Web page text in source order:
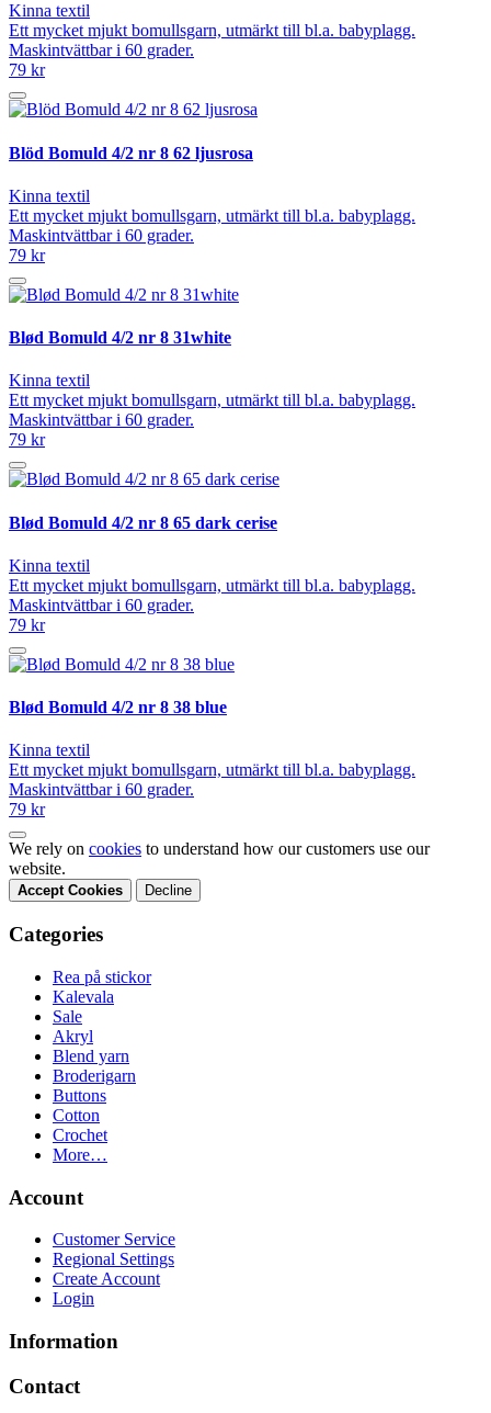
Kinna textil
Ett mycket mjukt bomullsgarn, utmärkt till bl.a. babyplagg.
Maskintvättbar i 60 grader.
79 kr
Blöd Bomuld 4/2 nr 8 62 ljusrosa
Kinna textil
Ett mycket mjukt bomullsgarn, utmärkt till bl.a. babyplagg.
Maskintvättbar i 60 grader.
79 kr
Blød Bomuld 4/2 nr 8 31white
Kinna textil
Ett mycket mjukt bomullsgarn, utmärkt till bl.a. babyplagg.
Maskintvättbar i 60 grader.
79 kr
Blød Bomuld 4/2 nr 8 65 dark cerise
Kinna textil
Ett mycket mjukt bomullsgarn, utmärkt till bl.a. babyplagg.
Maskintvättbar i 60 grader.
79 kr
Blød Bomuld 4/2 nr 8 38 blue
Kinna textil
Ett mycket mjukt bomullsgarn, utmärkt till bl.a. babyplagg.
Maskintvättbar i 60 grader.
79 kr
We rely on cookies to understand how our customers use our
website.
Accept Cookies Decline
Categories
Rea på stickor
Kalevala
Sale
Akryl
Blend yarn
Broderigarn
Buttons
Cotton
Crochet
More…
Account
Customer Service
Regional Settings
Create Account
Login
Information
Contact